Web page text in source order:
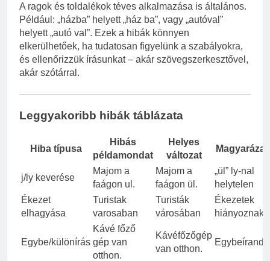
A ragok és toldalékok téves alkalmazása is általános.
Például: „házba” helyett „ház ba”, vagy „autóval”
helyett „autó val”. Ezek a hibák könnyen
elkerülhetőek, ha tudatosan figyelünk a szabályokra,
és ellenőrizzük írásunkat – akár szövegszerkesztővel,
akár szótárral.
Leggyakoribb hibák táblázata
Hiba típusa
Hibás
példamondat
Helyes
változat
Magyarázat
j/ly keverése
Majom a
faágon ul.
Majom a
faágon ül.
„ül” ly-nal
helytelen
Ékezet
elhagyása
Turistak
varosaban
Turisták
városában
Ékezetek
hiányoznak
Egybe/különírás
Kávé főző
gép van
otthon.
Kávéfőzőgép
van otthon.
Egybeírandó